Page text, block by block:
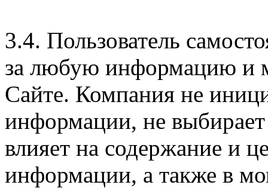
3.4. Пользователь
за любую информацию и
Сайте. Компания не
информации, не
влияет на содержание и
информации, а также в